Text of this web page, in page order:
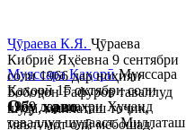
Муяссара ҚаҳорӣМуяссара
Қаҳорӣ 15 октябри соли
1979 дар шаҳри Хуҷанд
таваллуд шудааст. Миллаташ
Ҷӯраева К.Я. Ҷӯраева
Кибриё Яҳёевна 9 сентябри
соли 1966 дар ноҳияи
Бобоҷон Ғафуров таваллуд
шуда, миллаташ тоҷик,
маълумот олӣ мебошад.
Обу хаво